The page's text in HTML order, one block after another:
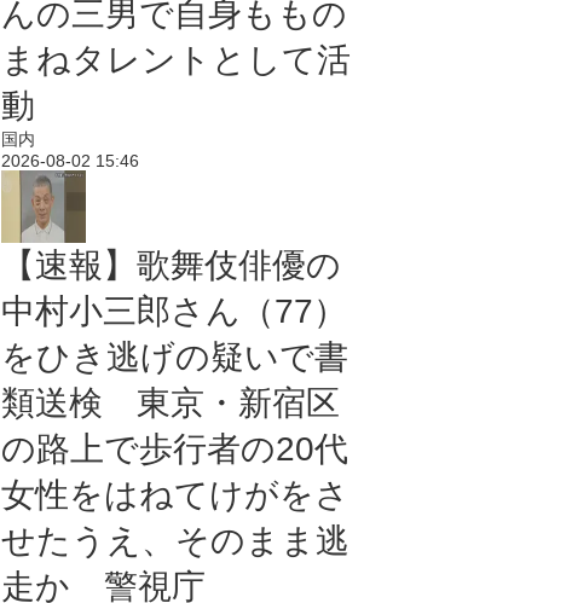
んの三男で自身ももの
まねタレントとして活
動
国内
2026-08-02 15:46
【速報】歌舞伎俳優の
中村小三郎さん（77）
をひき逃げの疑いで書
類送検 東京・新宿区
の路上で歩行者の20代
女性をはねてけがをさ
せたうえ、そのまま逃
走か 警視庁